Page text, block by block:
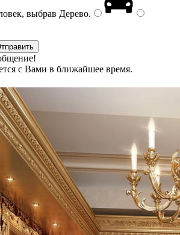
выбрав Дерево.
с Вами в ближайшее время.